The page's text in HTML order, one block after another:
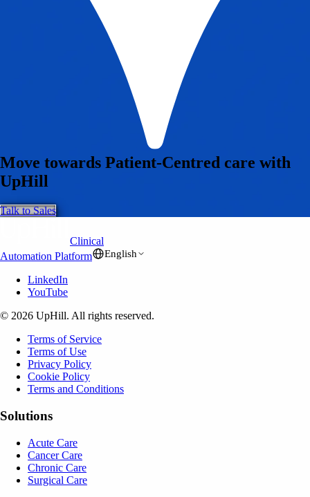
Move towards Patient-Centred care with
UpHill
Talk to Sales
Clinical
Automation Platform
English
LinkedIn
YouTube
© 2026 UpHill. All rights reserved.
Terms of Service
Terms of Use
Privacy Policy
Cookie Policy
Terms and Conditions
Solutions
Acute Care
Cancer Care
Chronic Care
Surgical Care